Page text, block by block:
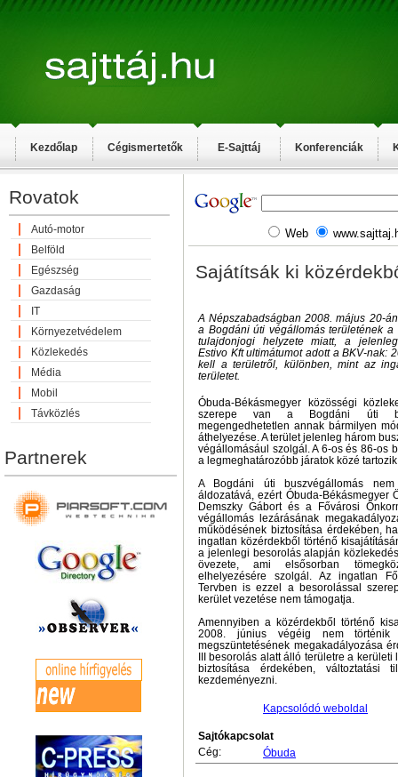
Kezdőlap Cégismertetők E-Sajttáj Konferenciák
Rovatok
Autó-motor
Belföld
Egészség
Gazdaság
IT
Környezetvédelem
Közlekedés
Média
Mobil
Távközlés
Partnerek
Web
Sajátítsák ki
A Népszabadságban 2008. május 20-
a Bogdáni úti végállomás területének a
tulajdonjogi helyzete miatt, a
Estivo Kft ultimátumot adott a BKV-nak:
kell a területről, különben, mint az
területet.
Óbuda-Békásmegyer közösségi
szerepe van a Bogdáni úti
megengedhetetlen annak bármilyen
áthelyezése. A terület jelenleg három
végállomásául szolgál. A 6-os és 86-os
a legmeghatározóbb járatok közé
A Bogdáni úti buszvégállomás nem
áldozatává, ezért Óbuda-Békásmegyer
Demszky Gábort és a Fővárosi
végállomás lezárásának
működésének biztosítása érdekében,
ingatlan közérdekből történő
a jelenlegi besorolás alapján
övezete, ami elsősorban
elhelyezésére szolgál. Az ingatlan
Tervben is ezzel a besorolással
kerület vezetése nem támogatja.
Amennyiben a közérdekből történő
2008. június végéig nem történik
megszüntetésének megakadályozása
III besorolás alatt álló területre a
biztosítása érdekében, változtatási
kezdeményezni.
Kapcsolódó weboldal
Sajtókapcsolat
Cég:
Óbuda